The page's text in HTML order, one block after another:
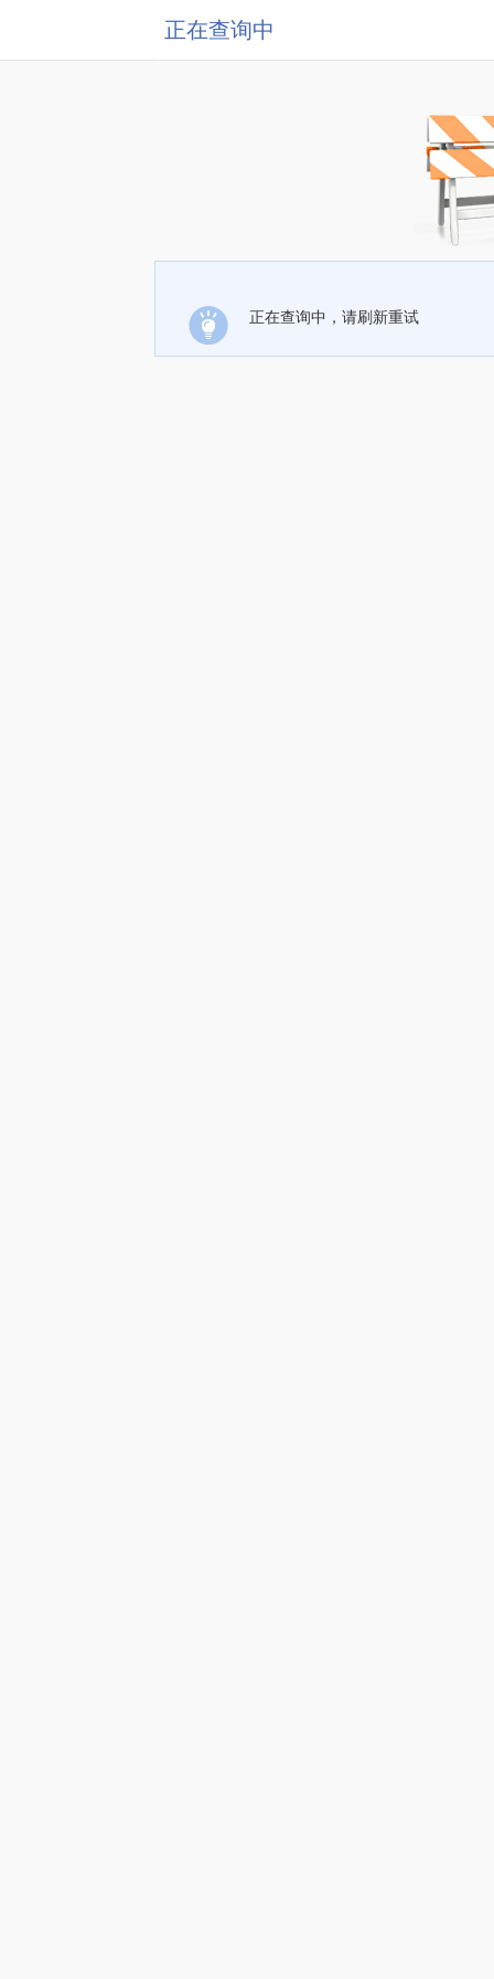
正在查询中
正在查询中，请刷新重试